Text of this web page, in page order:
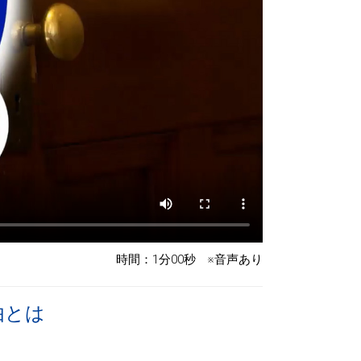
時間：1分00秒 ※音声あり
は